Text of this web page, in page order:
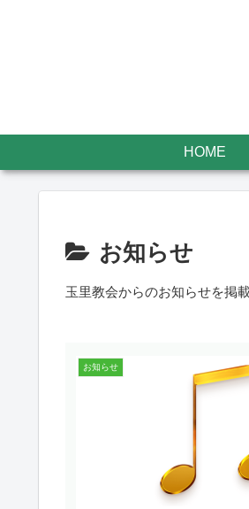
HOME
お知らせ
玉里教会からのお知らせを掲
お知らせ